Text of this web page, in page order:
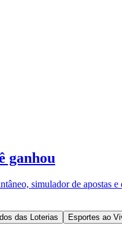
ganhou
simulador de apostas e
das Loterias Esportes ao